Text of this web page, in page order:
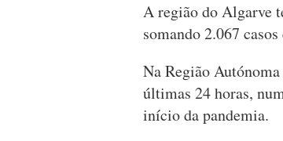
A região do Algarve
somando 2.067
Na Região
últimas 24 horas,
início da pandemia.